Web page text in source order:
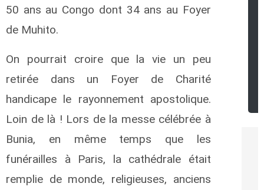
50 ans au Congo dont 34 ans au Foyer
de Muhito.
On pourrait croire que la vie un peu
retirée dans un Foyer de Charité
handicape le rayonnement apostolique.
Loin de là ! Lors de la messe célébrée à
Bunia, en même temps que les
funérailles à Paris, la cathédrale était
remplie de monde, religieuses, anciens